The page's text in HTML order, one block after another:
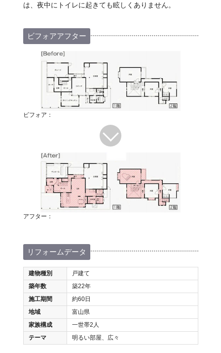
は、夜中にトイレに起きても眩しくありません。
ビフォアアフター
ビフォア：
アフター：
リフォームデータ
建物種別
戸建て
築年数
築22年
施工期間
約60日
地域
富山県
家族構成
一世帯2人
テーマ
明るい部屋、広々